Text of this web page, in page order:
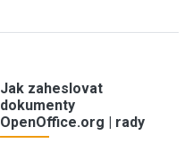
Jak zaheslovat
dokumenty
OpenOffice.org | rady